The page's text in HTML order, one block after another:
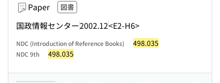
Paper 図書
国政情報センター2002.12<E2-H6>
NDC (Introduction of Reference Books) 498.035
NDC 9th 498.035